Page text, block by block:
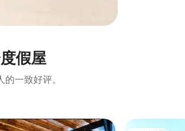
假屋
一致好评。